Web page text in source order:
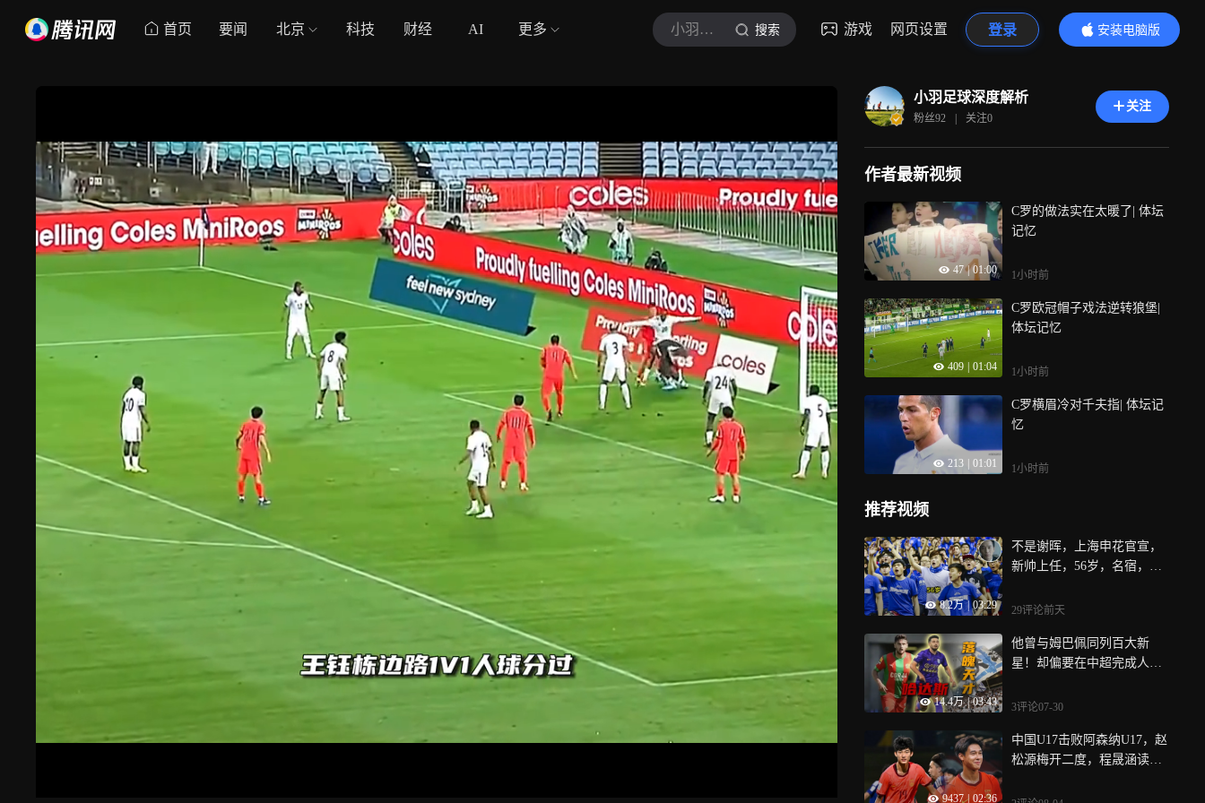
首页 要闻 北京 科技 财经 AI 更多 小羽足球深度解析 搜索 游戏 网页设置 登录
安装电脑版
内容更精彩
小羽足球深度解析
粉丝92 | 关注0
关注
作者最新视频
47 | 01:00
C罗的做法实在太暖了| 体坛
记忆
1小时前
409 01:04
C罗欧冠帽子戏法逆转狼堡|
体坛记忆
1小时前
213 01:01
C罗横眉冷对千夫指| 体坛记
忆
1小时前
推荐视频
8.2万 | 03:29
不是谢晖，上海申花官宣，
新帅上任，56岁，名宿，不
29评论前天
14.4万 | 03:43
他曾与姆巴佩同列百大新
星！却偏要在中超完成人生
3评论07-30
9437 | 02:36
中国U17击败阿森纳U17，赵
松源梅开二度，程晟涵读秒